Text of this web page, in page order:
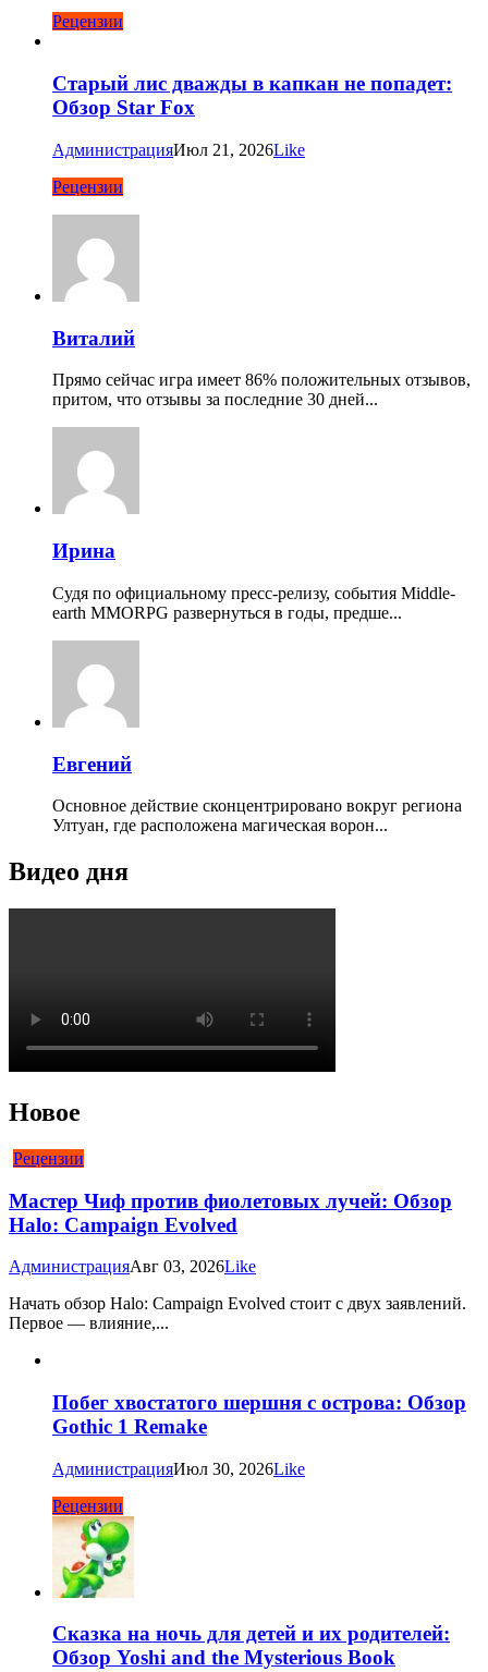
Рецензии
Старый лис дважды в капкан не попадет:
Обзор Star Fox
АдминистрацияИюл 21, 2026Like
Рецензии
Виталий
Прямо сейчас игра имеет 86% положительных отзывов,
притом, что отзывы за последние 30 дней...
Ирина
Судя по официальному пресс-релизу, события Middle-
earth MMORPG развернуться в годы, предше...
Евгений
Основное действие сконцентрировано вокруг региона
Ултуан, где расположена магическая ворон...
Видео дня
Новое
Рецензии
Мастер Чиф против фиолетовых лучей: Обзор
Halo: Campaign Evolved
АдминистрацияАвг 03, 2026Like
Начать обзор Halo: Campaign Evolved стоит с двух заявлений.
Первое — влияние,...
Побег хвостатого шершня с острова: Обзор
Gothic 1 Remake
АдминистрацияИюл 30, 2026Like
Рецензии
Сказка на ночь для детей и их родителей:
Обзор Yoshi and the Mysterious Book